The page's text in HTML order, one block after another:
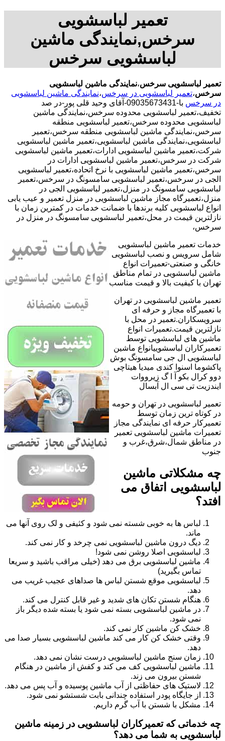
تعمیر لباسشویی
سرخس,نمایندگی ماشین
لباسشویی سرخس
تعمیر لباسشویی سرخس،نمایندگی ماشین لباسشویی
سرخس،تعمیر لباسشویی در سرخس،نمایندگی ماشین لباسشویی
در سرخس
با-09035673431-آقای وحید قلی پور-در صد
تخفیف،تعمیر لباسشویی محدوده سرخس،نمایندگی ماشین
لباسشویی محدوده سرخس،تعمیر لباسشویی منطقه
سرخس،نمایندگی ماشین لباسشویی منطقه سرخس،تعمیر
لباسشویی،نمایندگی ماشین لباسشویی،تعمیر ماشین لباسشویی
شرکت،تعمیر ماشین لباسشویی ادارات،تعمیر ماشین لباسشویی
شرکت در سرخس،تعمیر ماشین لباسشویی ادارات در
سرخس،تعمیر ماشین لباسشویی با نرخ اتحاده،تعمیر لباسشویی
الجی در سرخس،تعمیر لباسشویی سامسونگ در سرخس،تعمیر
لباسشویی سامسونگ در منزل،تعمیر لباسشویی الجی در
منزل،تعمیرگاه مجاز ماشین لباسشویی در منزل تعمیر و عیب یابی
انواع لباسشویی کلیه برندها با ضمانت خدمات در کمترین زمان با
نازلترین قیمت در محل،تعمیر لباسشویی سامسونگ در منزل در
سرخس،
خدمات تعمیر ماشین لباسشویی
شامل سرویس و نصب لباسشویی
خانگی و صنعتی-تعمیرات انواع
ماشین لباسشویی در تمام مناطق
تهران با کیفیت بالا و قیمت مناسب
تعمیر ماشین لباسشویی در تهران
با تعمیرگاه مجاز و حرفه ای
سرویسکاران.تعمیر در محل با
نازلترین قیمت.تعمیرات انواع
ماشین های لباسشویی توسط
تعمیرکاران لباسشوییانواع ماشین
لباسشویی ال جی سامسونگ بوش
پاکشوما اسنوا کندی میدیا هیتاچی
دوو کرال بکو آ ا گ زیرووات
ایندزیت تی سی ال آبسال
تعمیر لباسشویی در تهران و حومه
در کوتاه ترین زمان توسط
تعمیرکار حرفه ای نمایندگی مجاز
تعمیرات ماشین لباسشویی تعمیر
در مناطق شمال،شرق،غرب و
جنوب
چه مشکلاتی ماشین
لباسشویی اتفاق می
افتد؟
لباس ها به خوبی شسته نمی شود و کثیفی و لک روی آنها می
ماند.
دیگ درون ماشین لباسشویی نمی چرخد و کار نمی کند.
لباسشویی اصلا روشن نمی شود!
ماشین لباسشویی برق می دهد (خیلی مراقب باشید و سریعا
تماس بگیرید)
لباسشویی موقع شستن لباس ها صداهای عجیب غریب می
دهد.
هنگام شستن تکان های شدید و غیر قابل کنترل می کند.
در ماشین لباسشویی بسته نمی شود یا بسته شده دیگر باز
نمی شود.
خشک کن ماشین کار نمی کند.
وقتی خشک کن کار می کند ماشین لباسشویی بسیار صدا می
دهد.
زمان سنج ماشین لباسشویی درست نشان نمی دهد.
ماشین لباسشویی کف می کند و کفش از ماشین در هنگام
شستن بیرون می زند.
لاستیک های حفاظتی از آب ماشین پوسیده و آب پس می دهد.
از جایگاه پودر استفاده چندانی بابت شستشو نمی شود.
مشکل با شستن با آب گرم داریم.
چه خدماتی که تعمیرکاران لباسشویی در زمینه ماشین
لباسشویی به شما می دهد؟